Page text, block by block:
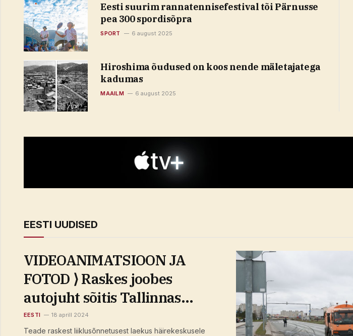
Eesti suurim rannatennisefestival tõi Pärnusse
pea 300 spordisõpra
SPORT 6 august 2025
Hiroshima õudused on koos nende mäletajatega
kadumas
MAAILM 6 august 2025
EESTI UUDISED
VIDEOANIMATSIOON JA
FOTOD ⟩ Raskes joobes
autojuht sõitis Tallinnas
surnuks jalakäija
EESTI 18 aprill 2024
Teade raskest liiklusõnnetusest laekus häirekeskusele